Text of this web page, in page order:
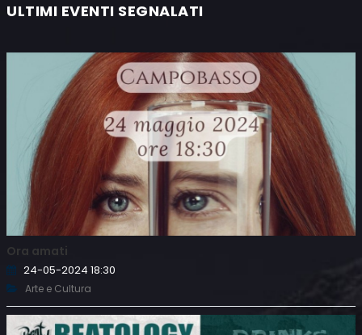
ULTIMI EVENTI SEGNALATI
Ora amati
24-05-2024 18:30
Arte e Cultura